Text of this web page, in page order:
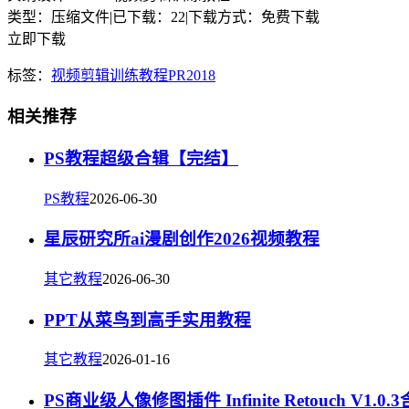
类型：压缩文件|已下载：22|下载方式：免费下载
立即下载
标签： 视频剪辑训练教程PR2018
相关推荐
PS教程超级合辑【完结】
PS教程2026-06-30
星辰研究所ai漫剧创作2026视频教程
其它教程2026-06-30
PPT从菜鸟到高手实用教程
其它教程2026-01-16
PS商业级人像修图插件 Infinite Retouch V1.0.3